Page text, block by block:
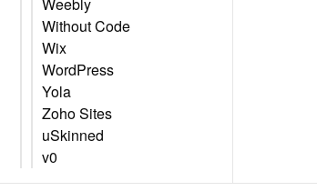
Without Code
Wix
WordPress
Yola
Zoho Sites
uSkinned
v0